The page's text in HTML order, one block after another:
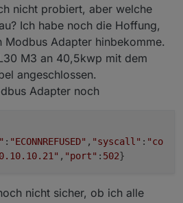
nicht probiert, aber welche
Ich habe noch die Hoffung,
Modbus Adapter hinbekomme.
M3 an 40,5kwp mit dem
angeschlossen.
Adapter noch
: "ECONNREFUSED" , "syscall" : "co
, "port" : 502}
nicht sicher, ob ich alle